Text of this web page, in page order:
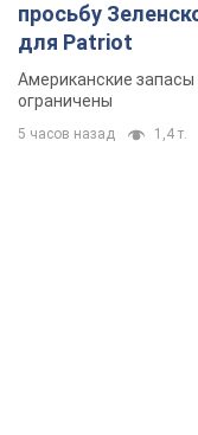
просьбу
для Patriot
Американские
ограничены
5 часов назад 1,4 т.